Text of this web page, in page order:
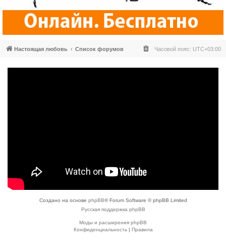
Настоящая любовь Список форумов Часовой пояс: UTC+03:00
Создано на основе phpBB® Forum Software © phpBB Limited
Русская поддержка phpBB
Моды и расширения phpBB
Конфиденциальность| Правила